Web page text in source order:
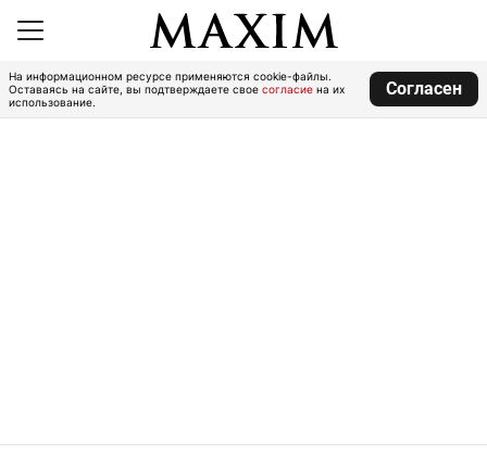
На информационном ресурсе применяются cookie-файлы.
Оставаясь на сайте, вы подтверждаете свое согласие на их
использование.
Согласен